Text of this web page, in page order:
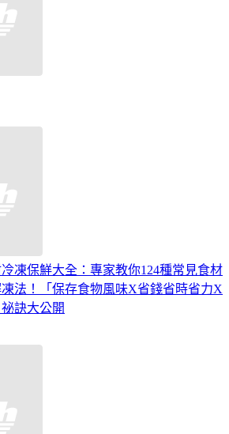
冷凍保鮮大全：專家教你124種常見食材
法！「保存食物風味X省錢省時省力X
訣大公開